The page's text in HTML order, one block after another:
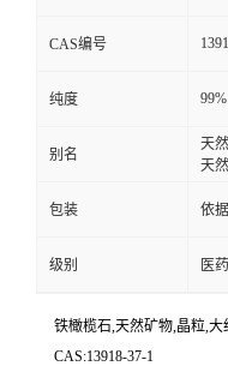
CAS编号
纯度 99%
别名
天
天
包装 依
级别 医
铁橄榄石,天然矿物,晶粒,大
CAS:13918-37-1